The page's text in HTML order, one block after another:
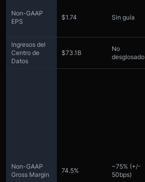
Non-GAAP
EPS
$1.74 Sin guía
Ingresos del
Centro de
Datos
$73.1B
No
desglosado
Non-GAAP
Gross Margin
74.5%
~75% (+/-
50bps)